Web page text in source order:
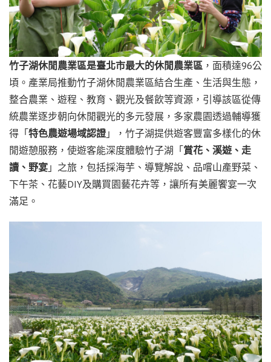
竹子湖休閒農業區是臺北市最大的休閒農業區 ，面積達96公
頃。產業局推動竹子湖休閒農業區結合生產、生活與生態，
整合農業、遊程、教育、觀光及餐飲等資源，引導該區從傳
統農業逐步朝向休閒觀光的多元發展，多家農園透過輔導獲
得「 特色農遊場域認證 」，竹子湖提供遊客豐富多樣化的休
閒遊憩服務，使遊客能深度體驗竹子湖「 賞花、溪遊、走
讀、野宴 」之旅，包括採海芋、導覽解說、品嚐山產野菜、
下午茶、花藝DIY及購買園藝花卉等，讓所有美麗饗宴一次
滿足。